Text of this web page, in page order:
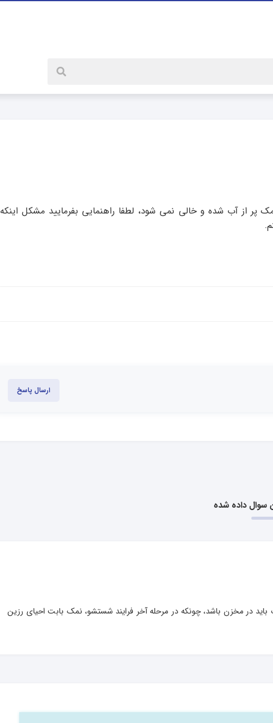
از آب شده و خالی نمی شود، لطفا راهنمایی بفرمایید مشکل اینکه
ارسال پاسخ
در مخزن باشد، چونکه در مرحله آخر فرایند شستشو، نمک بابت احیای رزین